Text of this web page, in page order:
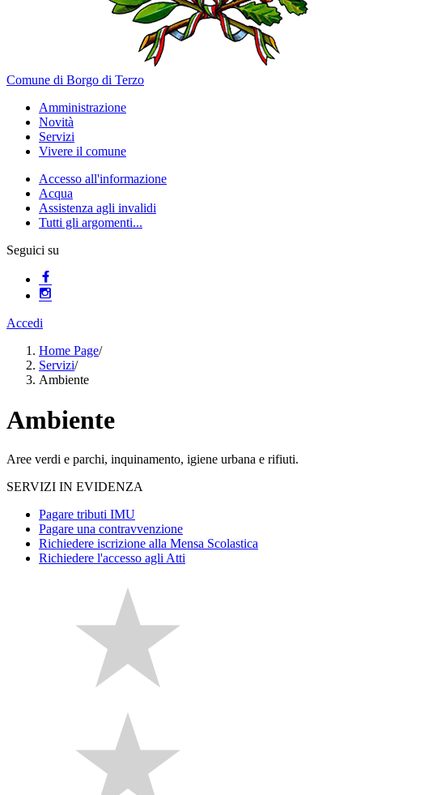
Comune di Borgo di Terzo
Amministrazione
Novità
Servizi
Vivere il comune
Accesso all'informazione
Acqua
Assistenza agli invalidi
Tutti gli argomenti...
Seguici su
Accedi
Home Page/
Servizi/
Ambiente
Ambiente
Aree verdi e parchi, inquinamento, igiene urbana e rifiuti.
SERVIZI IN EVIDENZA
Pagare tributi IMU
Pagare una contravvenzione
Richiedere iscrizione alla Mensa Scolastica
Richiedere l'accesso agli Atti